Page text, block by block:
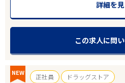
詳細を
この求人に問
NEW 正社員
ドラッグストア